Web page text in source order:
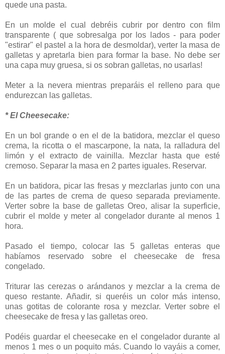
quede una pasta.
En un molde el cual debréis cubrir por dentro con film
transparente ( que sobresalga por los lados - para poder
"estirar" el pastel a la hora de desmoldar), verter la masa de
galletas y apretarla bien para formar la base. No debe ser
una capa muy gruesa, si os sobran galletas, no usarlas!
Meter a la nevera mientras preparáis el relleno para que
endurezcan las galletas.
* El Cheesecake:
En un bol grande o en el de la batidora, mezclar el queso
crema, la ricotta o el mascarpone, la nata, la ralladura del
limón y el extracto de vainilla. Mezclar hasta que esté
cremoso. Separar la masa en 2 partes iguales. Reservar.
En un batidora, picar las fresas y mezclarlas junto con una
de las partes de crema de queso separada previamente.
Verter sobre la base de galletas Oreo, alisar la superficie,
cubrir el molde y meter al congelador durante al menos 1
hora.
Pasado el tiempo, colocar las 5 galletas enteras que
habíamos reservado sobre el cheesecake de fresa
congelado.
Triturar las cerezas o arándanos y mezclar a la crema de
queso restante. Añadir, si queréis un color más intenso,
unas gotitas de colorante rosa y mezclar. Verter sobre el
cheesecake de fresa y las galletas oreo.
Podéis guardar el cheesecake en el congelador durante al
menos 1 mes o un poquito más. Cuando lo vayáis a comer,